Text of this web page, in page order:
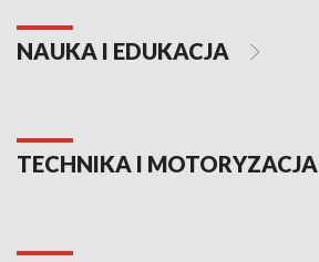
NAUKA I EDUKACJA
TECHNIKA I MOTORYZACJA